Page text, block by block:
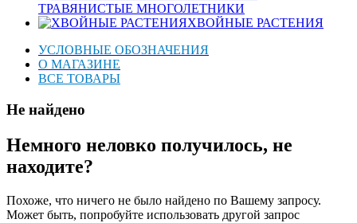
ТРАВЯНИСТЫЕ МНОГОЛЕТНИКИ
ХВОЙНЫЕ РАСТЕНИЯ
УСЛОВНЫЕ ОБОЗНАЧЕНИЯ
О МАГАЗИНЕ
ВСЕ ТОВАРЫ
Не найдено
Немного неловко получилось, не
находите?
Похоже, что ничего не было найдено по Вашему запросу.
Может быть, попробуйте использовать другой запрос